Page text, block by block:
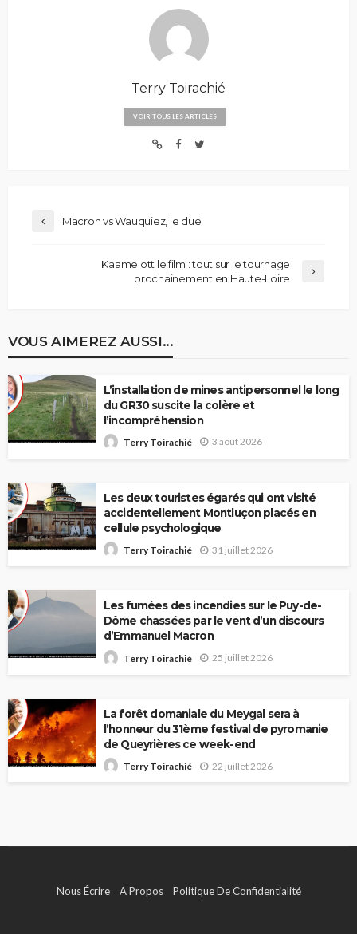
Terry Toirachié
VOIR TOUS LES ARTICLES
Macron vs Wauquiez, le duel
Kaamelott le film : tout sur le tournage
prochainement en Haute-Loire
VOUS AIMEREZ AUSSI...
L’installation de mines antipersonnel le long
du GR30 suscite la colère et
l’incompréhension
Terry Toirachié 3 août 2026
Les deux touristes égarés qui ont visité
accidentellement Montluçon placés en
cellule psychologique
Terry Toirachié 31 juillet 2026
Les fumées des incendies sur le Puy-de-
Dôme chassées par le vent d’un discours
d’Emmanuel Macron
Terry Toirachié 25 juillet 2026
La forêt domaniale du Meygal sera à
l’honneur du 31ème festival de pyromanie
de Queyrières ce week-end
Terry Toirachié 22 juillet 2026
Nous Écrire A Propos Politique De Confidentialité